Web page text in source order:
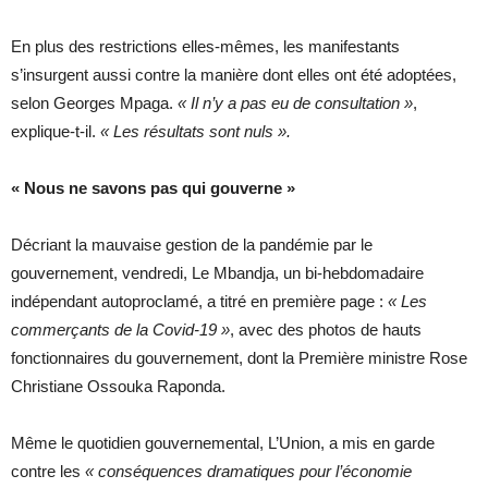
En plus des restrictions elles-mêmes, les manifestants
s’insurgent aussi contre la manière dont elles ont été adoptées,
selon Georges Mpaga. « Il n’y a pas eu de consultation »,
explique-t-il. « Les résultats sont nuls ».
« Nous ne savons pas qui gouverne »
Décriant la mauvaise gestion de la pandémie par le
gouvernement, vendredi, Le Mbandja, un bi-hebdomadaire
indépendant autoproclamé, a titré en première page : « Les
commerçants de la Covid-19 », avec des photos de hauts
fonctionnaires du gouvernement, dont la Première ministre Rose
Christiane Ossouka Raponda.
Même le quotidien gouvernemental, L’Union, a mis en garde
contre les « conséquences dramatiques pour l’économie